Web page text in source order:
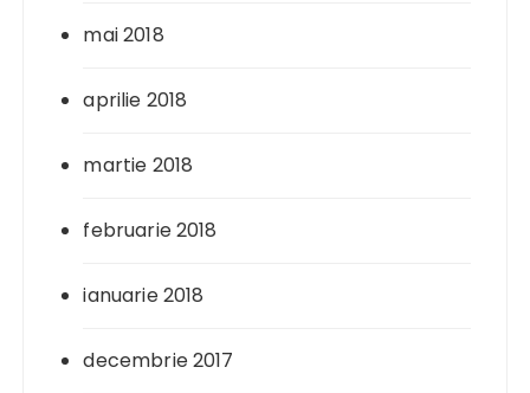
mai 2018
aprilie 2018
martie 2018
februarie 2018
ianuarie 2018
decembrie 2017